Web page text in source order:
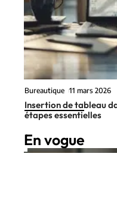
Bureautique 11 mars 2026
Insertion de tableau
étapes essentielles
En vogue